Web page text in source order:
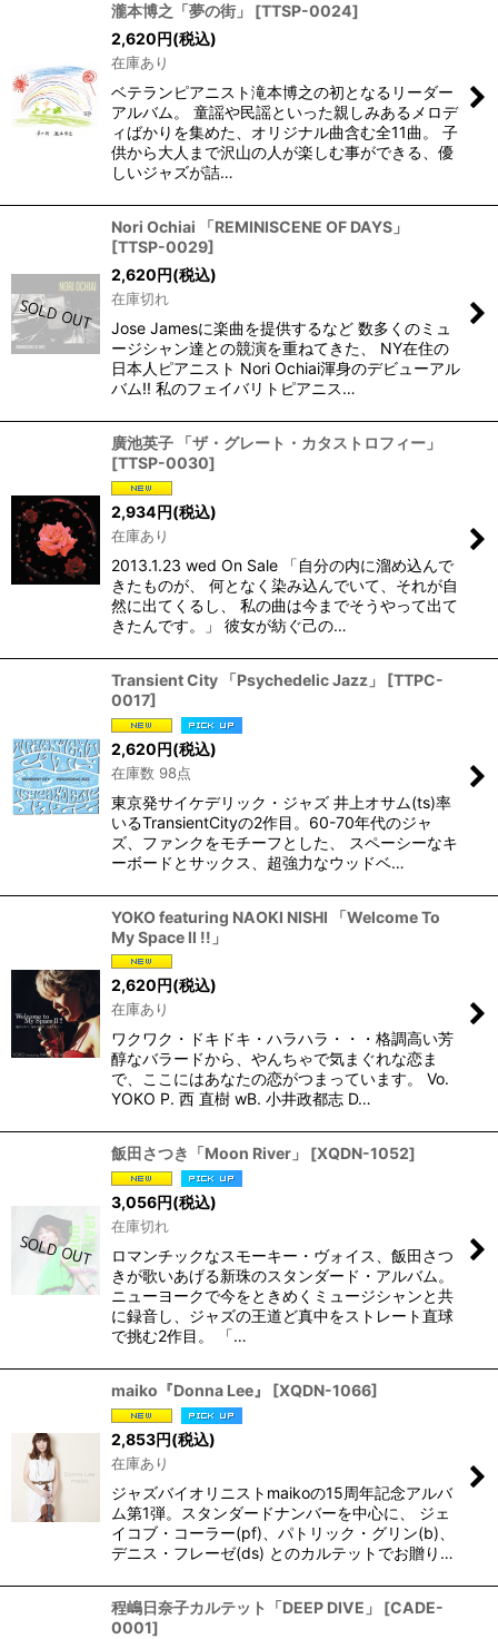
瀧本博之「夢の街」 [TTSP-0024]
2,620円(税込)
在庫あり
ベテランピアニスト滝本博之の初となるリーダー
アルバム。 童謡や民謡といった親しみあるメロデ
ィばかりを集めた、オリジナル曲含む全11曲。 子
供から大人まで沢山の人が楽しむ事ができる、優
しいジャズが詰…
Nori Ochiai 「REMINISCENE OF DAYS」
[TTSP-0029]
2,620円(税込)
在庫切れ
Jose Jamesに楽曲を提供するなど 数多くのミュ
ージシャン達との競演を重ねてきた、 NY在住の
日本人ピアニスト Nori Ochiai渾身のデビューアル
バム!! 私のフェイバリトピアニス…
廣池英子 「ザ・グレート・カタストロフィー」
[TTSP-0030]
2,934円(税込)
在庫あり
2013.1.23 wed On Sale 「自分の内に溜め込んで
きたものが、 何となく染み込んでいて、それが自
然に出てくるし、 私の曲は今までそうやって出て
きたんです。」 彼女が紡ぐ己の…
Transient City 「Psychedelic Jazz」 [TTPC-
0017]
2,620円(税込)
在庫数 98点
東京発サイケデリック・ジャズ 井上オサム(ts)率
いるTransientCityの2作目。60-70年代のジャ
ズ、ファンクをモチーフとした、 スペーシーなキ
ーボードとサックス、超強力なウッドベ…
YOKO featuring NAOKI NISHI 「Welcome To
My Space ll !!」
2,620円(税込)
在庫あり
ワクワク・ドキドキ・ハラハラ・・・格調高い芳
醇なバラードから、やんちゃで気まぐれな恋ま
で、ここにはあなたの恋がつまっています。 Vo.
YOKO P. 西 直樹 wB. 小井政都志 D…
飯田さつき「Moon River」 [XQDN-1052]
3,056円(税込)
在庫切れ
ロマンチックなスモーキー・ヴォイス、飯田さつ
きが歌いあげる新珠のスタンダード・アルバム。
ニューヨークで今をときめくミュージシャンと共
に録音し、ジャズの王道ど真中をストレート直球
で挑む2作目。 「…
maiko『Donna Lee』 [XQDN-1066]
2,853円(税込)
在庫あり
ジャズバイオリニストmaikoの15周年記念アルバ
ム第1弾。スタンダードナンバーを中心に、 ジェ
イコブ・コーラー(pf)、パトリック・グリン(b)、
デニス・フレーゼ(ds) とのカルテットでお贈り…
程嶋日奈子カルテット「DEEP DIVE」 [CADE-
0001]